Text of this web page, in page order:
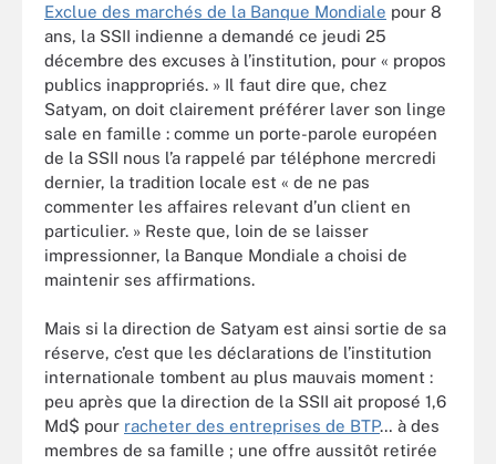
Exclue des marchés de la Banque Mondiale pour 8
ans, la SSII indienne a demandé ce jeudi 25
décembre des excuses à l’institution, pour « propos
publics inappropriés. » Il faut dire que, chez
Satyam, on doit clairement préférer laver son linge
sale en famille : comme un porte-parole européen
de la SSII nous l’a rappelé par téléphone mercredi
dernier, la tradition locale est « de ne pas
commenter les affaires relevant d’un client en
particulier. » Reste que, loin de se laisser
impressionner, la Banque Mondiale a choisi de
maintenir ses affirmations.
Mais si la direction de Satyam est ainsi sortie de sa
réserve, c’est que les déclarations de l’institution
internationale tombent au plus mauvais moment :
peu après que la direction de la SSII ait proposé 1,6
Md$ pour racheter des entreprises de BTP… à des
membres de sa famille ; une offre aussitôt retirée